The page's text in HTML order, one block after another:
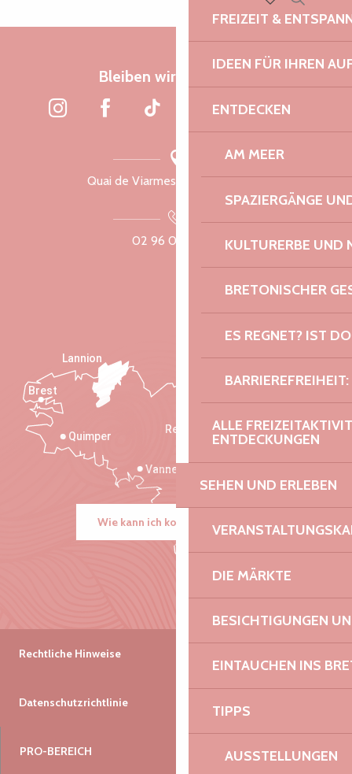
FREIZEIT &
IDEEN FÜR IHREN
ENTDECKEN
AM MEER
SPAZIERGÄNGE
KULTURERBE UND
BRETONISCHER
ES REGNET? IST
ALLE
ENTDECKUNGEN
SEHEN UND ERLEBEN
DIE MÄRKTE
BESICHTIGUNGEN
EINTAUCHEN INS
TIPPS
AUSSTELLUNGEN
Voir les favoris
Suche
Bleiben wir verbunden
Quai de Viarmes, 22300 Lannion
02 96 05 60 70
Rennes
Vannes
Quimper
Lannion
Brest
Wie kann ich kommen?
Rechtliche Hinweise
Datenschutzrichtlinie
PRO-BEREICH